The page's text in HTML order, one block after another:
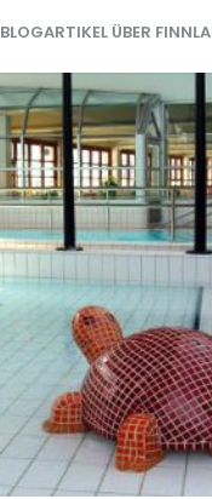
BLOGARTIKEL ÜBER